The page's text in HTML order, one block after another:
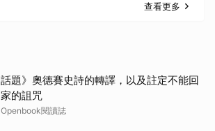
查看更多
話題》奧德賽史詩的轉譯，以及註定不能回
家的詛咒
Openbook閱讀誌